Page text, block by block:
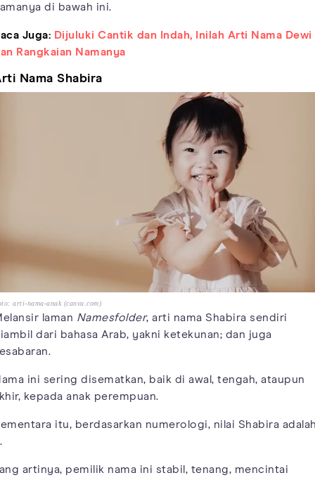
di bawah ini.
Juga: Dijuluki Cantik dan Indah, Inilah Arti Nama Dewi
Rangkaian Namanya
Nama Shabira
arti-nama-anak (canva.com)
laman Namesfolder, arti nama Shabira sendiri
dari bahasa Arab, yakni ketekunan; dan juga
ini sering disematkan, baik di awal, tengah, ataupun
kepada anak perempuan.
itu, berdasarkan numerologi, nilai Shabira
artinya, pemilik nama ini stabil, tenang, mencintai